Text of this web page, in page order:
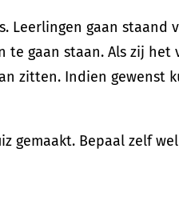
Leerlingen gaan staand
gaan staan. Als zij het
zitten. Indien gewenst
gemaakt. Bepaal zelf